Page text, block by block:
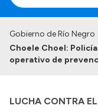
Institucional
Referentes de
Gobierno de Río Negro
Choele Choel:
operativo de
LUCHA CONTRA